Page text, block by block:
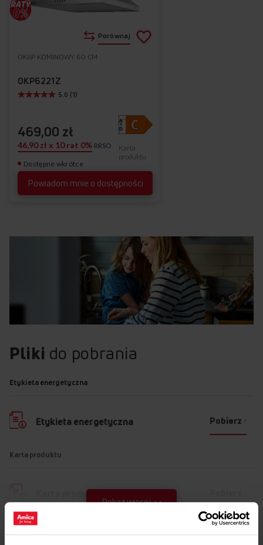
Dostępne wkrótce
OKAP KOMINOWY 60 CM
OKP6221Z
Powiadom mnie o dostępności
5.0 (1)
Karta
produktu
469,00 zł
46,90 zł x 10 rat 0% RRSO
Porównaj Dodaj
Pliki do pobrania
Etykieta energetyczna
Etykieta energetyczna Pobierz
Karta produktu
Karta produktu
Instrukcja użytkownika
Pokaż więcej